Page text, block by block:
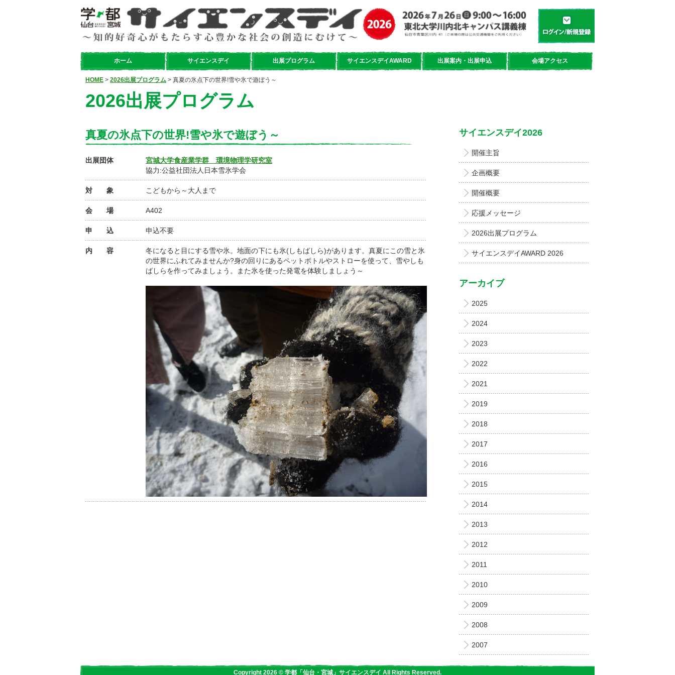
学都「仙台・宮城」サイエンスデイ
ホーム サイエンスデイ 出展プログラム サイエンスデイAWARD 出展案内・出展申込 会場アクセス
HOME > 2026出展プログラム > 真夏の氷点下の世界!雪や氷で遊ぼう～
2026出展プログラム
真夏の氷点下の世界!雪や氷で遊ぼう～
出展団体
宮城大学食産業学群 環境物理学研究室
協力:公益社団法人日本雪氷学会
対 象 こどもから～大人まで
会 場 A402
申 込 申込不要
内 容
冬になると目にする雪や氷。地面の下にも氷(しもばしら)があります。真夏にこの雪と氷
の世界にふれてみませんか?身の回りにあるペットボトルやストローを使って、雪やしも
ばしらを作ってみましょう。また氷を使った発電を体験しましょう～
サイエンスデイ2026
開催主旨
企画概要
開催概要
応援メッセージ
2026出展プログラム
サイエンスデイAWARD 2026
アーカイブ
2025
2024
2023
2022
2021
2019
2018
2017
2016
2015
2014
2013
2012
2011
2010
2009
2008
2007
Copyright 2026 © 学都「仙台・宮城」サイエンスデイ All Rights Reserved.